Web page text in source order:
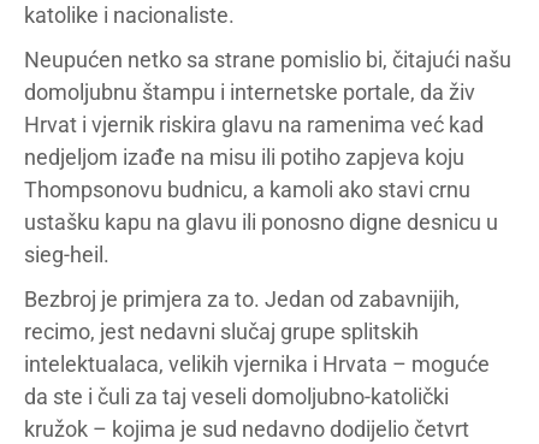
katolike i nacionaliste.
Neupućen netko sa strane pomislio bi, čitajući našu
domoljubnu štampu i internetske portale, da živ
Hrvat i vjernik riskira glavu na ramenima već kad
nedjeljom izađe na misu ili potiho zapjeva koju
Thompsonovu budnicu, a kamoli ako stavi crnu
ustašku kapu na glavu ili ponosno digne desnicu u
sieg-heil.
Bezbroj je primjera za to. Jedan od zabavnijih,
recimo, jest nedavni slučaj grupe splitskih
intelektualaca, velikih vjernika i Hrvata – moguće
da ste i čuli za taj veseli domoljubno-katolički
kružok – kojima je sud nedavno dodijelio četvrt